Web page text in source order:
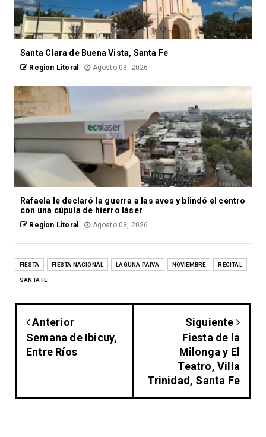
Santa Clara de Buena Vista, Santa Fe
Region Litoral Agosto 03, 2026
Rafaela le declaró la guerra a las aves y blindó el centro
con una cúpula de hierro láser
Region Litoral Agosto 03, 2026
FIESTA FIESTA NACIONAL LAGUNA PAIVA NOVIEMBRE RECITAL
SANTA FE
Anterior
Semana de Ibicuy,
Entre Ríos
Siguiente
Fiesta de la
Milonga y El
Teatro, Villa
Trinidad, Santa Fe